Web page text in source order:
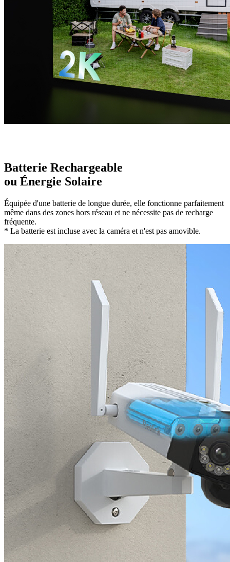
Batterie Rechargeable
ou Énergie Solaire
Équipée d'une batterie de longue durée, elle fonctionne parfaitement
même dans des zones hors réseau et ne nécessite pas de recharge
fréquente.
* La batterie est incluse avec la caméra et n'est pas amovible.